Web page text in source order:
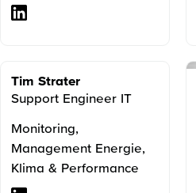
Tim Strater
Support Engineer IT
Monitoring,
Management Energie,
Klima & Performance